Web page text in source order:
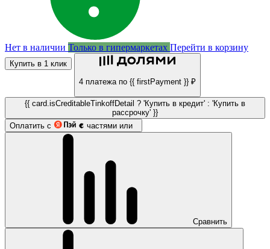
Нет в наличии Только в гипермаркетах Перейти в корзину
Купить в 1 клик
4 платежа по {{ firstPayment }} ₽
{{ card.isCreditableTinkoffDetail ? 'Купить в кредит' : 'Купить в
рассрочку' }}
Оплатить с
частями или
Сравнить